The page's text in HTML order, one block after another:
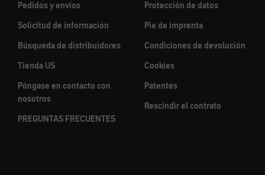
Pedidos y envíos
Solicitud de información
Búsqueda de distribuidores
Tienda US
Póngase en contacto con
nosotros
PREGUNTAS FRECUENTES
Protección de datos
Pie de imprenta
Condiciones de devolución
Cookies
Patentes
Rescindir el contrato